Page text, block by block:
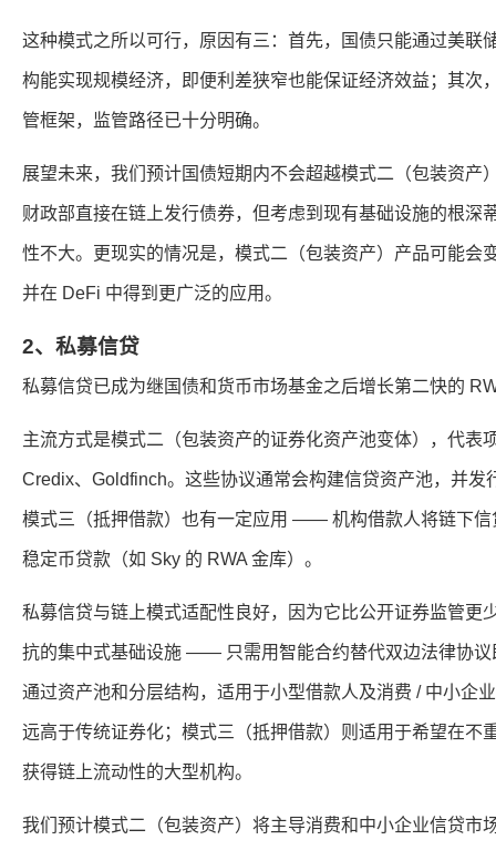
这种模式之所以可行，原因有三：首先，国债只能通过美联
构能实现规模经济，即便利差狭窄也能保证经济效益；其次
管框架，监管路径已十分明确。
展望未来，我们预计国债短期内不会超越模式二（包装资产
财政部直接在链上发行债券，但考虑到现有基础设施的根深
性不大。更现实的情况是，模式二（包装资产）产品可能会
并在 DeFi 中得到更广泛的应用。
2、私募信贷
私募信贷已成为继国债和货币市场基金之后增长第二快的
主流方式是模式二（包装资产的证券化资产池变体），代表
Credix、Goldfinch。这些协议通常会构建信贷资产池，并发
模式三（抵押借款）也有一定应用 —— 机构借款人将链下信
稳定币贷款（如 Sky 的 RWA 金库）。
私募信贷与链上模式适配性良好，因为它比公开证券监管更
抗的集中式基础设施 —— 只需用智能合约替代双边法律协议
通过资产池和分层结构，适用于小型借款人及消费 / 中小企
远高于传统证券化；模式三（抵押借款）则适用于希望在不
获得链上流动性的大型机构。
我们预计模式二（包装资产）将主导消费和中小企业信贷市